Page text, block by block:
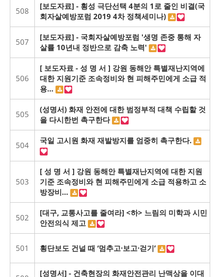
508
[보도자료] - 횡성 극단선택 4분의 1로 줄인 비결(국
회자살예방포럼 2019 4차 정책세미나)
507
[보도자료] - 국회자살예방포럼 '생명 존중 통해 자
살률 10년내 정반으로 감축 노력'
506
[ 보도자료 - 성 명 서 ] 강원 동해안 특별재난지역에
대한 지원기준 조속정비와 현 피해주민에게 소급 적
용…
505
(성명서) 화재 안전에 대한 범정부적 대책 수립할 것
을 다시한번 촉구한다
504 국일 고시원 화재 재발방지를 엄중히 촉구한다.
503
[ 성 명 서 ] 강원 동해안 특별재난지역에 대한 지원
기준 조속정비와 현 피해주민에게 소급 적용하고 소
방장비…
502
[대구, 교통사고를 줄여라] <하> 느림의 미학과 시민
안전의식 제고
501 횡단보도 건널 때 ‘멈추고·보고·걷기’
[성명서] - 건축현장의 화재안전관리 난맥상을 이대